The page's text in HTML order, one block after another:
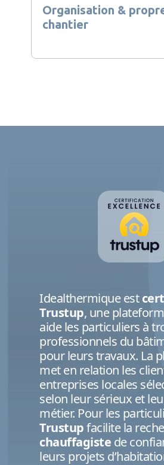
Organisation &
chantier
Idealthermique est
Trustup, une
aide les particuliers à
professionnels du
pour leurs travaux. La
met en relation les
entreprises locales
selon leur sérieux et
métier. Pour les
Trustupfacilite la
chauffagiste de
leurs projets